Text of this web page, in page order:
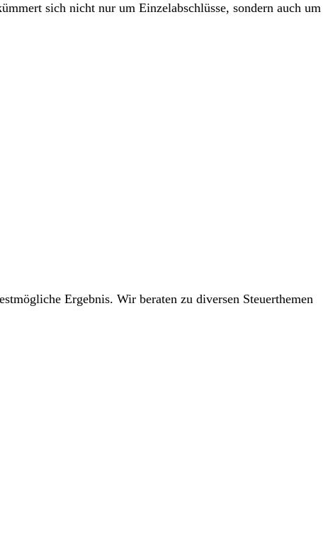
sich nicht nur um Einzel­abschlüsse, sondern auch um
Ergebnis. Wir beraten zu diversen Steuert­hemen